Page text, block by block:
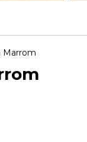
Marrom